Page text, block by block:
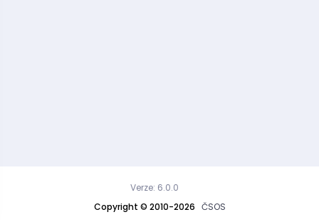
Copyright © 2010-2026 ČSOS
Verze: 6.0.0